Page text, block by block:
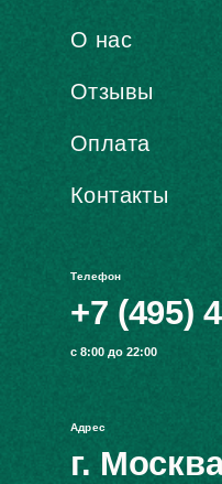
Телефон
+7 (495)
с 8:00 до 22:00
Адрес
г.
О нас
Отзывы
Оплата
Контакты